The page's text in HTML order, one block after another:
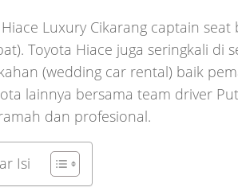
Hiace Luxury Cikarang captain
Toyota Hiace juga seringkali di
(wedding car rental) baik
lainnya bersama team driver
dan profesional.
Isi